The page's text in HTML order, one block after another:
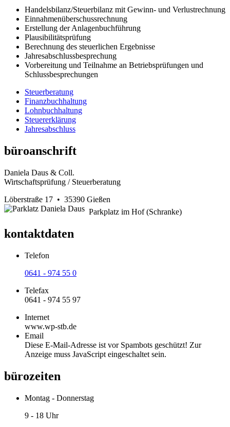
Handelsbilanz/Steuerbilanz mit Gewinn- und Verlustrechnung
Einnahmenüberschussrechnung
Erstellung der Anlagenbuchführung
Plausibilitätsprüfung
Berechnung des steuerlichen Ergebnisse
Jahresabschlussbesprechung
Vorbereitung und Teilnahme an Betriebsprüfungen und
Schlussbesprechungen
Steuerberatung
Finanzbuchhaltung
Lohnbuchhaltung
Steuererklärung
Jahresabschluss
büroanschrift
Daniela Daus & Coll.
Wirtschaftsprüfung / Steuerberatung
Löberstraße 17 • 35390 Gießen
Parkplatz im Hof (Schranke)
kontaktdaten
Telefon
0641 - 974 55 0
Telefax
0641 - 974 55 97
Internet
www.wp-stb.de
Email
Diese E-Mail-Adresse ist vor Spambots geschützt! Zur
Anzeige muss JavaScript eingeschaltet sein.
bürozeiten
Montag - Donnerstag
9 - 18 Uhr